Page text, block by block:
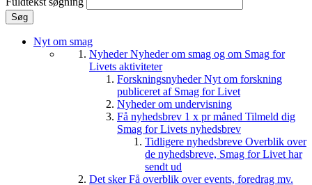
Nyt om smag
NyhederNyheder om smag og om Smag for
Livets aktiviteter
ForskningsnyhederNyt om forskning
publiceret af Smag for Livet
Nyheder om undervisning
Få nyhedsbrev 1 x pr måned Tilmeld dig
Smag for Livets nyhedsbrev
Tidligere nyhedsbreve Overblik over
de nyhedsbreve, Smag for Livet har
sendt ud
Det skerFå overblik over events, foredrag mv.